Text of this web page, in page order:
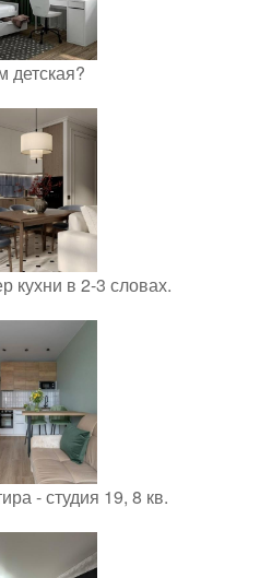
детская?
кухни в 2-3 словах.
- студия 19, 8 кв.